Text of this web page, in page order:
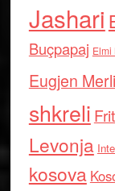
Jashari
Buçpapaj Elmi
Eugjen
shkreli
Levonja
kosova